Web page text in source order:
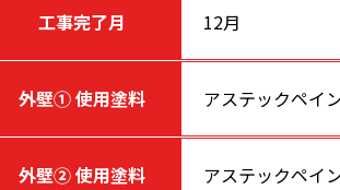
工事完了月 12月
外壁① 使用塗料 アステックペイ
外壁② 使用塗料 アステックペイ